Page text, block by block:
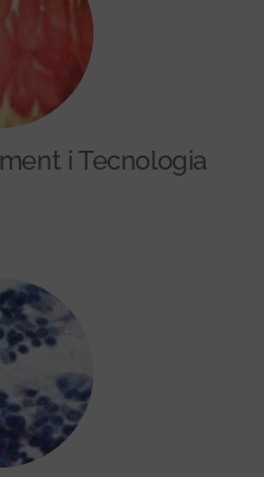
i Tecnologia